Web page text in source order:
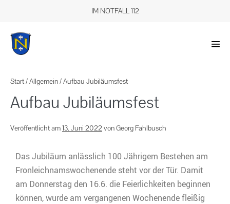
IM NOTFALL 112
Start/Allgemein/Aufbau Jubiläumsfest
Aufbau Jubiläumsfest
Veröffentlicht am13. Juni 2022 vonGeorg Fahlbusch
Das Jubiläum anlässlich 100 Jährigem Bestehen am
Fronleichnamswochenende steht vor der Tür. Damit
am Donnerstag den 16.6. die Feierlichkeiten beginnen
können, wurde am vergangenen Wochenende fleißig